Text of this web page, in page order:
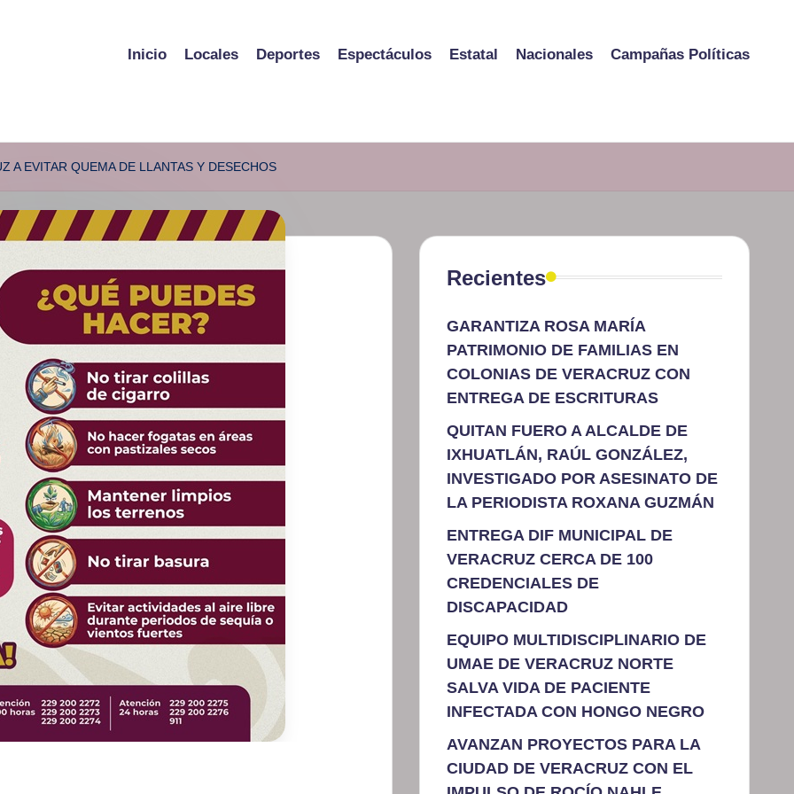
Inicio Locales Deportes Espectáculos Estatal Nacionales Campañas Políticas
A EVITAR QUEMA DE LLANTAS Y DESECHOS
Recientes
GARANTIZA ROSA MARÍA
PATRIMONIO DE FAMILIAS EN
COLONIAS DE VERACRUZ CON
ENTREGA DE ESCRITURAS
QUITAN FUERO A ALCALDE DE
IXHUATLÁN, RAÚL GONZÁLEZ,
INVESTIGADO POR ASESINATO DE
LA PERIODISTA ROXANA GUZMÁN
ENTREGA DIF MUNICIPAL DE
VERACRUZ CERCA DE 100
CREDENCIALES DE
DISCAPACIDAD
EQUIPO MULTIDISCIPLINARIO DE
UMAE DE VERACRUZ NORTE
SALVA VIDA DE PACIENTE
INFECTADA CON HONGO NEGRO
AVANZAN PROYECTOS PARA LA
CIUDAD DE VERACRUZ CON EL